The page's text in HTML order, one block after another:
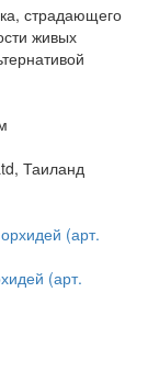
страдающего
живых
Таиланд
(арт.